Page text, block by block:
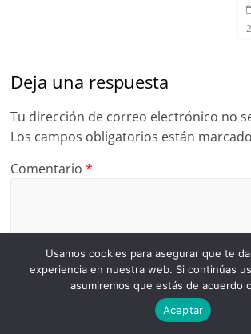
Deja una respuesta
Tu dirección de correo electrónico no
Los campos obligatorios están
Comentario*
Usamos cookies para asegurar que te
experiencia en nuestra web. Si continúas
asumiremos que estás de acuerdo
Aceptar